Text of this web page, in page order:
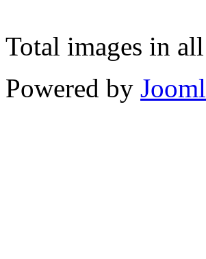
Total images in
Powered by